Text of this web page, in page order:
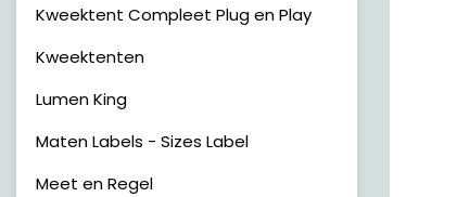
Kweektent Compleet Plug en Play
Kweektenten
Lumen King
Maten Labels - Sizes Label
Meet en Regel